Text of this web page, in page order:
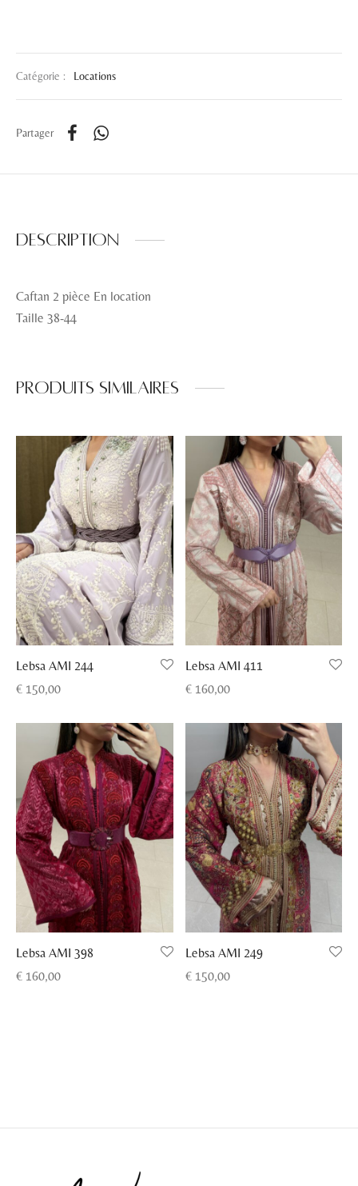
Catégorie : Locations
Partager
Description
Caftan 2 pièce En location
Taille 38-44
Produits similaires
Lebsa AMI 244
€ 150,00
Lebsa AMI 411
€160,00
Lebsa AMI 398
€ 160,00
Lebsa AMI 249
€150,00